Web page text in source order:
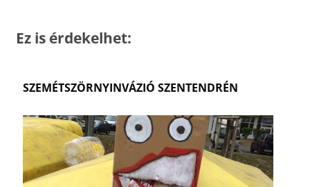
Ez is érdekelhet:
SZEMÉTSZÖRNYINVÁZIÓ SZENTENDRÉN